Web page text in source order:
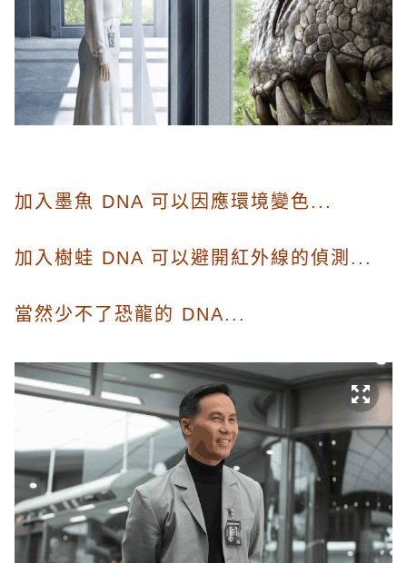
加入墨魚 DNA 可以因應環境變色...
加入樹蛙 DNA 可以避開紅外線的偵測...
當然少不了恐龍的 DNA...